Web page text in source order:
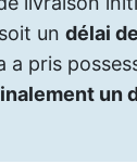
un délai
a pris
un